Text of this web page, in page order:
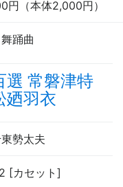
円（本体2,000円）
踊曲
選 常磐津特
廼羽衣
勢太夫
[カセット]